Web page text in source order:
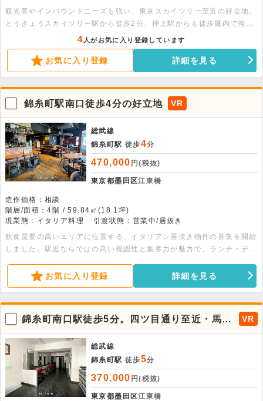
観光客やインバウンドニーズも強い、東京スカイツリー至近の好立地。
とうきょうスカイツリー駅から徒歩2分、押上駅からも徒歩圏内で複数
路線が利用可能です。元焼肉店居抜き物件のため、同業態であれば費用
を抑えての出店が可能です。是非ご検討ください。
4 人がお気に入り登録しています
お気に入り登録 詳細を見る
錦糸町駅南口徒歩4分の好立地 VR
総武線
錦糸町駅 徒歩4分
470,000 円(税抜)
東京都墨田区江東橋
造作価格：相談
階層/面積：4階 / 59.84㎡(18.1坪)
現業態：イタリア料理
引渡状態：営業中/居抜き
飲食需要の高いエリアに位置する、イタリアン居抜き物件の募集を開始
しました。駅近ならではの高い視認性と集客力が魅力で、ランチ・ディ
タリアン業態はもちろん、バル・ビストロ・ワインバーなど幅広い業態
にもおすすめ。初期投資を抑えてスピーディーな開業が可能です。錦糸
お気に入り登録 詳細を見る
錦糸町南口駅徒歩5分。四ツ目通り至近・馬車
通り沿いの1階店舗！飲食店も可能。
VR
総武線
錦糸町駅 徒歩5分
370,000 円(税抜)
東京都墨田区江東橋